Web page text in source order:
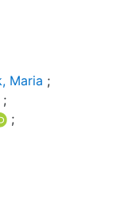
Maria ;
;
;